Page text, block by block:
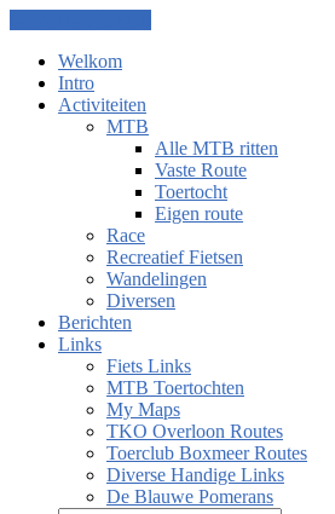
Welkom
Intro
Activiteiten
MTB
Alle MTB ritten
Vaste Route
Toertocht
Eigen route
Race
Recreatief Fietsen
Wandelingen
Diversen
Berichten
Links
Fiets Links
MTB Toertochten
My Maps
TKO Overloon Routes
Toerclub Boxmeer Routes
Diverse Handige Links
De Blauwe Pomerans